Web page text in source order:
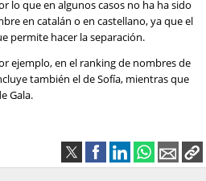
lo que en algunos casos no ha ha sido
en catalán o en castellano, ya que el
permite hacer la separación.
ejemplo, en el ranking de nombres de
también el de Sofía, mientras que
Gala.